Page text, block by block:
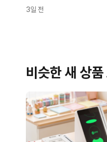
3일 전
비슷한 새 상품